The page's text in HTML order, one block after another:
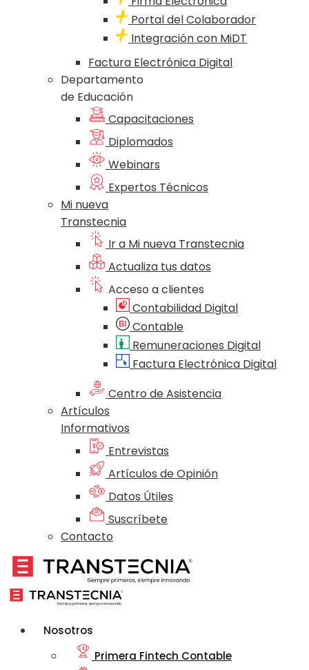
Portal del Colaborador
Integración con MiDT
Factura Electrónica Digital
Departamento
de Educación
Capacitaciones
Diplomados
Webinars
Expertos Técnicos
Mi nueva
Transtecnia
Ir a Mi nueva Transtecnia
Actualiza tus datos
Acceso a clientes
Contabilidad Digital
Contable
Remuneraciones Digital
Factura Electrónica Digital
Centro de Asistencia
Artículos
Informativos
Entrevistas
Artículos de Opinión
Datos Útiles
Suscríbete
Contacto
Nosotros
Primera Fintech Contable